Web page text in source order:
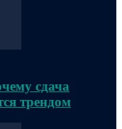
сдача
трендом